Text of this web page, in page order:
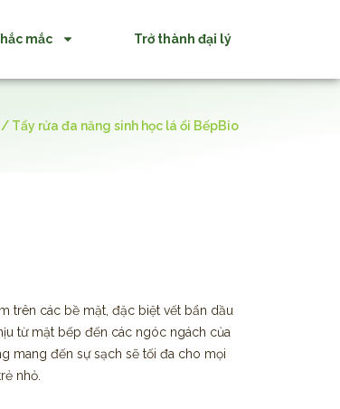
mắc Trở thành đại lý
/ Tẩy rửa đa năng sinh học lá ổi BếpBio
trên các bề mặt, đặc biệt vết bẩn dầu
từ mặt bếp đến các ngóc ngách của
mang đến sự sạch sẽ tối đa cho mọi
nhỏ.